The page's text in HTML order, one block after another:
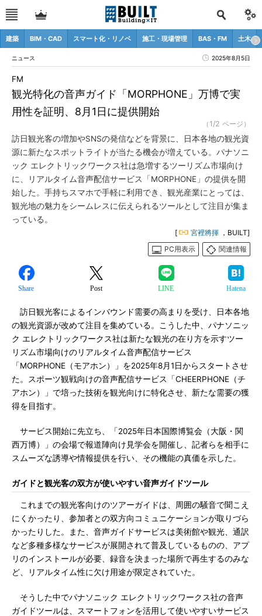
建築 BIM・CAD スマート化・リノベ 施工・現場管理 BAS・FM 土木
ニュース 2025年8月5日
観光特化の音声ガイド「MORPHONE」万博で実
用性を証明、8月1日に提供開始
FM
（1/2 ページ）
訪日観光客の増加やSNSの発信などを背景に、日本各地の観光資
源に新たなスポットライトが当たる機会が増えている。パナソニ
ック エレクトリックワークス社は急増するツーリズム市場向け
に、リアルタイム音声配信サービス「MORPHONE」の提供を開
始した。手持ちスマホで手軽に利用でき、観光産業にとっては、
観光地の魅力をシームレスに伝えられるツールとして注目が集ま
っている。
[ 宮裡將揮 ，BUILT]
PC用表示
関連情報
Share Post LINE Hatena
訪日観光客によるインバウンド需要の高まりを受け、日本各地
の観光資源が改めて注目を集めている。こうした中、パナソニッ
ク エレクトリックワークス社は新たな観光の在り方を示すツー
リズム市場向けのリアルタイム音声配信サービス
「MORPHONE（モアホン）」を2025年8月1日からスタートさせ
た。スポーツ観戦向けの音声配信サービス「CHEERPHONE（チ
アホン）」で培った技術を観光向けに特化させ、新たな需要の獲
得を目指す。
サービス開始に先立ち、「2025年日本国際博覧会（大阪・関
西万博）」の会場で報道陣向け見学会を開催し、記者らを相手に
スムーズな誘導や情報提供を行い、その機能の真価を示した。
ガイドと観光客の双方が使いやすい音声ガイドツール
これまでの観光客向けのツアーガイドは、周囲の騒音で聞こえ
にくかったり、参加者との双方向コミュニケーションが取りづら
かったりした。また、音声ガイドサービスは美術館や観光、通訳
など多種多様なサービスが展開されて普及しているものの、アプ
リのインストールが必要、録音を決まった場所で再生するのみな
ど、リアルタイム性に欠け用途が限定されていた。
そうした中でパナソニック エレクトリックワークス社の音声
ガイドツールは、スマートフォンを活用して使いやすいサービス